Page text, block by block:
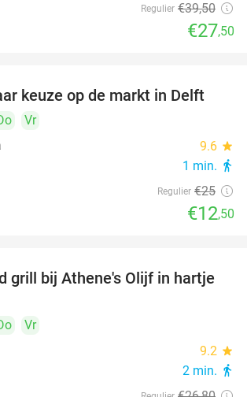
Regulier €39,50
€27,50
50%
keuze op de markt in Delft
Vr
9.6 star
1 min. directions_walk
Regulier €25
€12,50
26%
grill bij Athene's Olijf in hartje
Vr
9.2 star
2 min. directions_walk